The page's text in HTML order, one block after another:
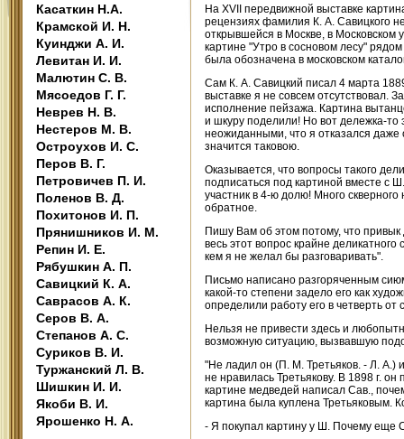
Касаткин Н.А.
Крамской И. Н.
Куинджи А. И.
Левитан И. И.
Малютин С. В.
Мясоедов Г. Г.
Неврев Н. В.
Нестеров М. В.
Остроухов И. С.
Перов В. Г.
Петровичев П. И.
Поленов В. Д.
Похитонов И. П.
Прянишников И. М.
Репин И. Е.
Рябушкин А. П.
Савицкий К. А.
Саврасов А. К.
Серов В. А.
Степанов А. С.
Суриков В. И.
Туржанский Л. В.
Шишкин И. И.
Якоби В. И.
Ярошенко Н. А.
На XVII передвижной выставке
рецензиях фамилия К. А. Савицкого
открывшейся в Москве, в Московском
картине "Утро в сосновом лесу"
была обозначена в московском
Сам К. А. Савицкий писал 4 марта
выставке я не совсем отсутствовал.
исполнение пейзажа. Картина
и шкуру поделили! Но вот дележка-то
неожиданными, что я отказался даже
значится таковою.
Оказывается, что вопросы такого
подписаться под картиной вместе с
участник в 4-ю долю! Много
обратное.
Пишу Вам об этом потому, что
весь этот вопрос крайне
кем я не желал бы разговаривать".
Письмо написано разгоряченным
какой-то степени задело его как
определили работу его в четверть от
Нельзя не привести здесь и
возможную ситуацию, вызвавшую
"Не ладил он (П. М. Третьяков. - Л. А.)
не нравилась Третьякову. В 1898 г.
картине медведей написал Сав.,
картина была куплена Третьяковым.
- Я покупал картину у Ш. Почему еще